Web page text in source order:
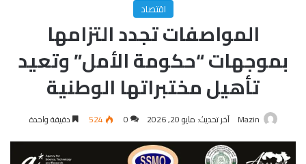
اقتصاد
المواصفات تجدد التزامها
بموجهات “حكومة الأمل” وتعيد
تأهيل مختبراتها الوطنية
Mazin آخر تحديث: مايو 20, 2026 0
524 دقيقة واحدة